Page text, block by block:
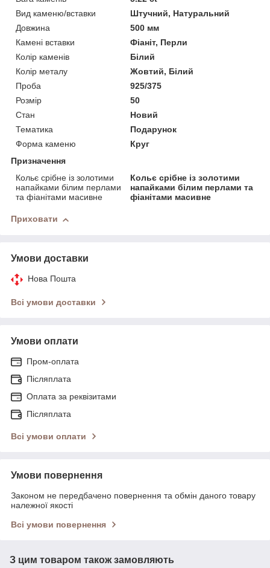
Вид каменю/вставки
Штучний, Натуральний
Довжина
500 мм
Камені вставки
Фіаніт, Перли
Колір каменів
Білий
Колір металу
Жовтий, Білий
Проба
925/375
Розмір
50
Стан
Новий
Тематика
Подарунок
Форма каменю
Круг
Призначення
Кольє срібне із золотими
напайками білим перлами
та фіанітами масивне
Кольє срібне із золотими
напайками білим перлами та
фіанітами масивне
Приховати
Умови доставки
Нова Пошта
Всі умови доставки
Умови оплати
Пром-оплата
Післяплата
Оплата за реквізитами
Післяплата
Всі умови оплати
Умови повернення
Законом не передбачено повернення та обмін даного товару
належної якості
Всі умови повернення
З цим товаром також замовляють